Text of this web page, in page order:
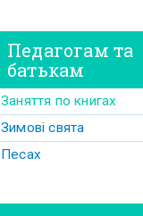
Педагогам та
батькам
Заняття по книгах
Зимові свята
Песах